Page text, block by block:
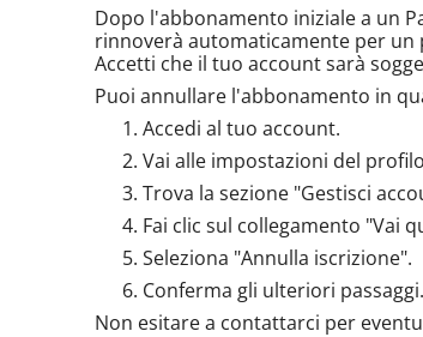
Dopo l'abbonamento iniziale a un
rinnoverà automaticamente per un
Accetti che il tuo account sarà
Puoi annullare l'abbonamento in
Accedi al tuo account.
Vai alle impostazioni del
Trova la sezione "Gestisci
Fai clic sul collegamento "Vai
Seleziona "Annulla iscrizione".
Conferma gli ulteriori passaggi.
Non esitare a contattarci per